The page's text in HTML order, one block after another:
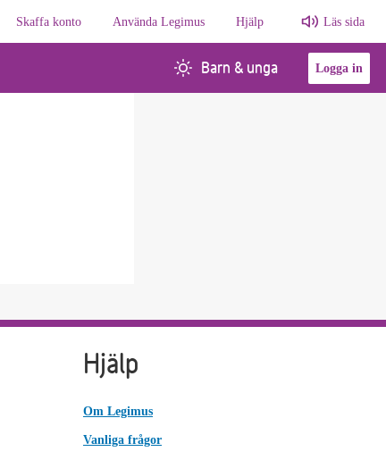
Skaffa konto Använda Legimus Hjälp Läs sida
Barn & unga Logga in
Hjälp
Om Legimus
Vanliga frågor